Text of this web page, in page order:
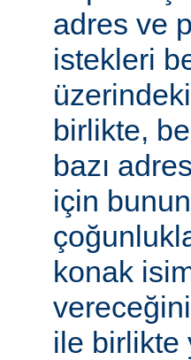
adres ve
istekleri
birlikte,
bazı
için
konak
ile birlikte